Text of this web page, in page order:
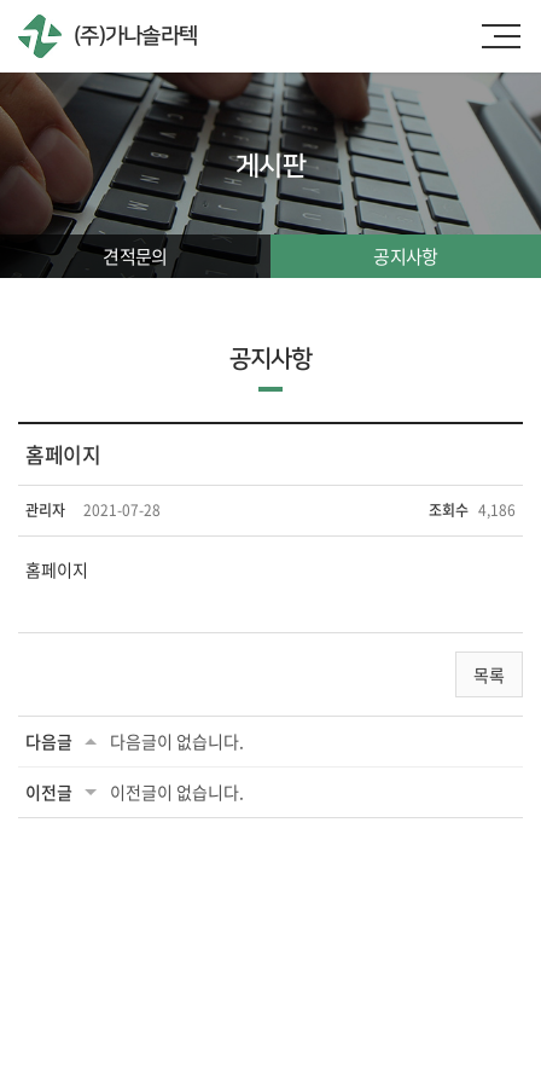
(주)가나솔라텍
게시판
견적문의 공지사항
공지사항
홈페이지
관리자 2021-07-28 조회수 4,186
홈페이지
목록
다음글 다음글이 없습니다.
이전글 이전글이 없습니다.